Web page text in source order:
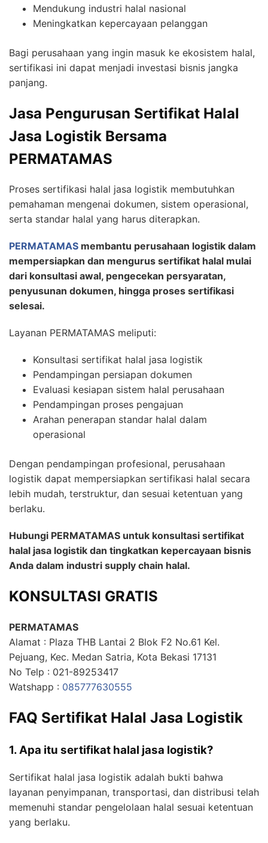
Mendukung industri halal nasional
Meningkatkan kepercayaan pelanggan
Bagi perusahaan yang ingin masuk ke ekosistem halal,
sertifikasi ini dapat menjadi investasi bisnis jangka
panjang.
Jasa Pengurusan Sertifikat Halal
Jasa Logistik Bersama
PERMATAMAS
Proses sertifikasi halal jasa logistik membutuhkan
pemahaman mengenai dokumen, sistem operasional,
serta standar halal yang harus diterapkan.
PERMATAMAS membantu perusahaan logistik dalam
mempersiapkan dan mengurus sertifikat halal mulai
dari konsultasi awal, pengecekan persyaratan,
penyusunan dokumen, hingga proses sertifikasi
selesai.
Layanan PERMATAMAS meliputi:
Konsultasi sertifikat halal jasa logistik
Pendampingan persiapan dokumen
Evaluasi kesiapan sistem halal perusahaan
Pendampingan proses pengajuan
Arahan penerapan standar halal dalam
operasional
Dengan pendampingan profesional, perusahaan
logistik dapat mempersiapkan sertifikasi halal secara
lebih mudah, terstruktur, dan sesuai ketentuan yang
berlaku.
Hubungi PERMATAMAS untuk konsultasi sertifikat
halal jasa logistik dan tingkatkan kepercayaan bisnis
Anda dalam industri supply chain halal.
KONSULTASI GRATIS
PERMATAMAS
Alamat : Plaza THB Lantai 2 Blok F2 No.61 Kel.
Pejuang, Kec. Medan Satria, Kota Bekasi 17131
No Telp : 021-89253417
Watshapp : 085777630555
FAQ Sertifikat Halal Jasa Logistik
1. Apa itu sertifikat halal jasa logistik?
Sertifikat halal jasa logistik adalah bukti bahwa
layanan penyimpanan, transportasi, dan distribusi telah
memenuhi standar pengelolaan halal sesuai ketentuan
yang berlaku.